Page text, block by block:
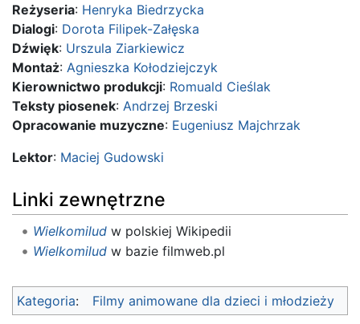
Reżyseria: Henryka Biedrzycka
Dialogi: Dorota Filipek-Załęska
Dźwięk: Urszula Ziarkiewicz
Montaż: Agnieszka Kołodziejczyk
Kierownictwo produkcji: Romuald Cieślak
Teksty piosenek: Andrzej Brzeski
Opracowanie muzyczne: Eugeniusz Majchrzak
Lektor: Maciej Gudowski
Linki zewnętrzne
Wielkomiludw polskiej Wikipedii
Wielkomiludw bazie filmweb.pl
Kategoria: Filmy animowane dla dzieci i młodzieży